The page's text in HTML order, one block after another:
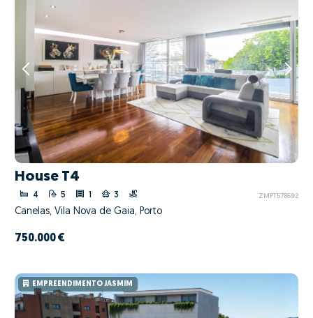
House T4
4 5 3 ZMPT578692
Canelas, Vila Nova de Gaia, Porto
750.000 €
EMPREENDIMENTO JASMIM